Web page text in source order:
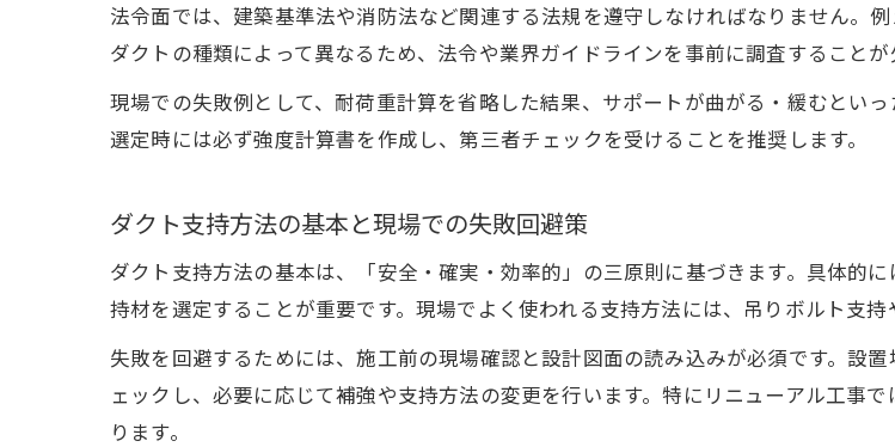
ダクト支持間隔の計算方法と安
失敗しないダクトサポート間隔の考
スパイラルダクト支持間隔の算
現場で使えるダクト工事の最新安全
ダクト工事で実践できる現場の
法令面では、建築基準法や消防法など関連する法規を遵守しなければなりません。
ダクトの種類によって異なるため、法令や業界ガイドラインを事前に調査することが
現場での失敗例として、耐荷重計算を省略した結果、サポートが曲がる・緩むとい
選定時には必ず強度計算書を作成し、第三者チェックを受けることを推奨します。
ダクト支持方法の基本と現場での失敗回避策
ダクト支持方法の基本は、「安全・確実・効率的」の三原則に基づきます。具体的
持材を選定することが重要です。現場でよく使われる支持方法には、吊りボルト支持
失敗を回避するためには、施工前の現場確認と設計図面の読み込みが必須です。設
ェックし、必要に応じて補強や支持方法の変更を行います。特にリニューアル工事
ります。